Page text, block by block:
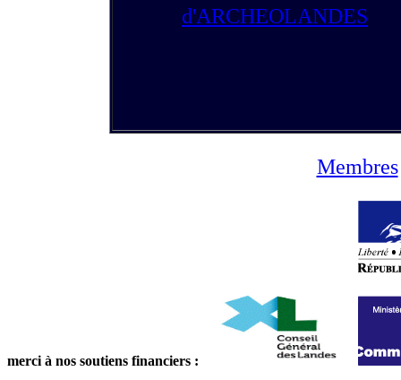
d'ARCHEOLANDES
Membres
merci à nos soutiens financiers :